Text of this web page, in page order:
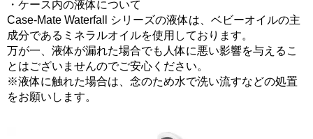
・ケース内の液体について
Case-Mate Waterfall シリーズの液体は、ベビーオイルの主
成分であるミネラルオイルを使用しております。
万が一、液体が漏れた場合でも人体に悪い影響を与えるこ
とはございませんのでご安心ください。
※液体に触れた場合は、念のため水で洗い流すなどの処置
をお願いします。